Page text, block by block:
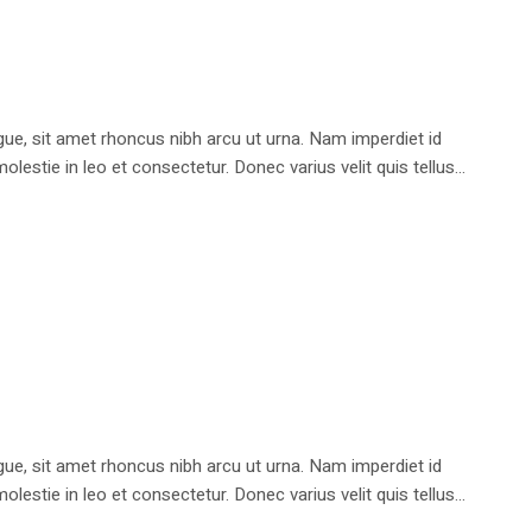
sit amet rhoncus nibh arcu ut urna. Nam imperdiet id
in leo et consectetur. Donec varius velit quis tellus...
sit amet rhoncus nibh arcu ut urna. Nam imperdiet id
in leo et consectetur. Donec varius velit quis tellus...